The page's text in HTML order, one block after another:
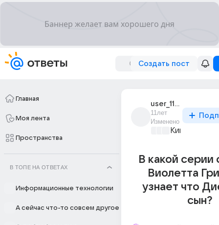
Создать пост
Главная
Моя лента
Пространства
В ТОПЕ НА ОТВЕТАХ
Информационные технологии
А сейчас что-то совсем другое
user_110657266
11лет
Изменено
Киномания
В какой серии
Виолетта
узнает что
сын?